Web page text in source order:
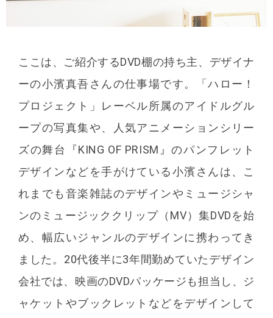
ここは、ご紹介するDVD棚の持ち主、デザイナ
ーの小濱真吾さんの仕事場です。「ハロー！
プロジェクト」レーベル所属のアイドルグル
ープの写真集や、人気アニメーションシリー
ズの舞台『KING OF PRISM』のパンフレット
デザインなどを手がけている小濱さんは、こ
れまでも音楽雑誌のデザインやミュージシャ
ンのミュージッククリップ（MV）集DVDを始
め、幅広いジャンルのデザインに携わってき
ました。20代後半に3年間勤めていたデザイン
会社では、映画のDVDパッケージも担当し、ジ
ャケットやブックレットなどをデザインして